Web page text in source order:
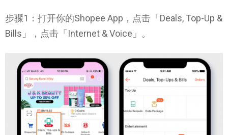
步骤1：打开你的Shopee App，点击「Deals, Top-Up &
Bills」，点击「Internet & Voice」。